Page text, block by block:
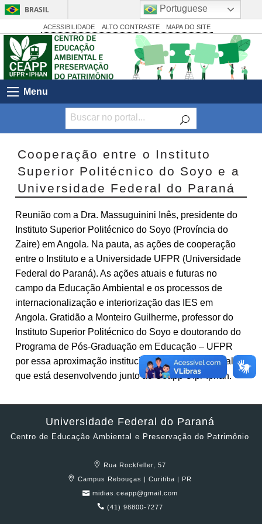
BRASIL
Simplifique!
Comunica BR
Participe
Legislação
Canais
ACESSIBILIDADE ALTO CONTRASTE MAPA DO SITE
Menu
Cooperação entre o Instituto
Superior Politécnico do Soyo e a
Universidade Federal do Paraná
Reunião com a Dra. Massuguinini Inês, presidente do
Instituto Superior Politécnico do Soyo (Província do
Zaire) em Angola. Na pauta, as ações de cooperação
entre o Instituto e a Universidade UFPR (Universidade
Federal do Paraná). As ações atuais e futuras no
campo da Educação Ambiental e os processos de
internacionalização e interiorização das IES em
Angola. Gratidão a Monteiro Guilherme, professor do
Instituto Superior Politécnico do Soyo e doutorando do
Programa de Pós-Graduação em Educação – UFPR
por essa aproximação institucional e pelo belo trabalho
que está desenvolvendo junto ao Ceapp Ufpr-Iphan.
Universidade Federal do Paraná
Centro de Educação Ambiental e Preservação do Patrimônio
Rua Rockfeller, 57
Campus Rebouças | Curitiba | PR
midias.ceapp@gmail.com
(41) 98800-7277
Portuguese